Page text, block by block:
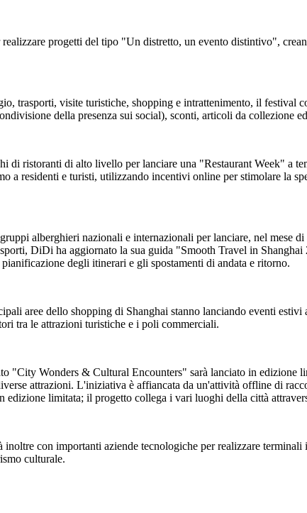
progetti del tipo "Un distretto, un evento distintivo",
trasporti, visite turistiche, shopping e intrattenimento, il festival
della presenza sui social), sconti, articoli da collezione
di ristoranti di alto livello per lanciare una "Restaurant Week" a
a residenti e turisti, utilizzando incentivi online per stimolare la
alberghieri nazionali e internazionali per lanciare, nel mese
DiDi ha aggiornato la sua guida "Smooth Travel in
degli itinerari e gli spostamenti di andata e ritorno.
aree dello shopping di Shanghai stanno lanciando eventi
tra le attrazioni turistiche e i poli commerciali.
"City Wonders & Cultural Encounters" sarà lanciato in
attrazioni. L'iniziativa è affiancata da un'attività offline di
limitata; il progetto collega i vari luoghi della città
con importanti aziende tecnologiche per realizzare
culturale.